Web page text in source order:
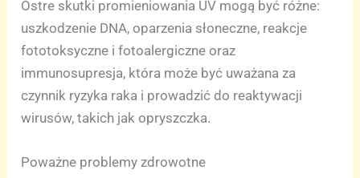
Ostre skutki promieniowania UV mogą być różne:
uszkodzenie DNA, oparzenia słoneczne, reakcje
fototoksyczne i fotoalergiczne oraz
immunosupresja, która może być uważana za
czynnik ryzyka raka i prowadzić do reaktywacji
wirusów, takich jak opryszczka.
Poważne problemy zdrowotne